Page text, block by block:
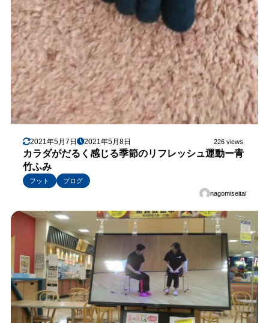
2021年5月7日 2021年5月8日 226 views
カラダがだるく感じる季節のリフレッシュ運動ー青
竹ふみ
フット
ブログ
nagomiseitai